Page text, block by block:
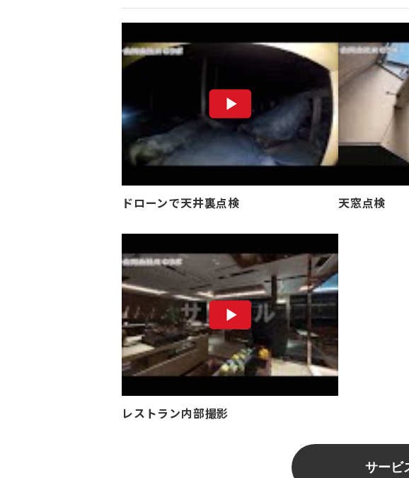
ドローンで天井裏点検 天窓点検
レストラン内部撮影
サービ